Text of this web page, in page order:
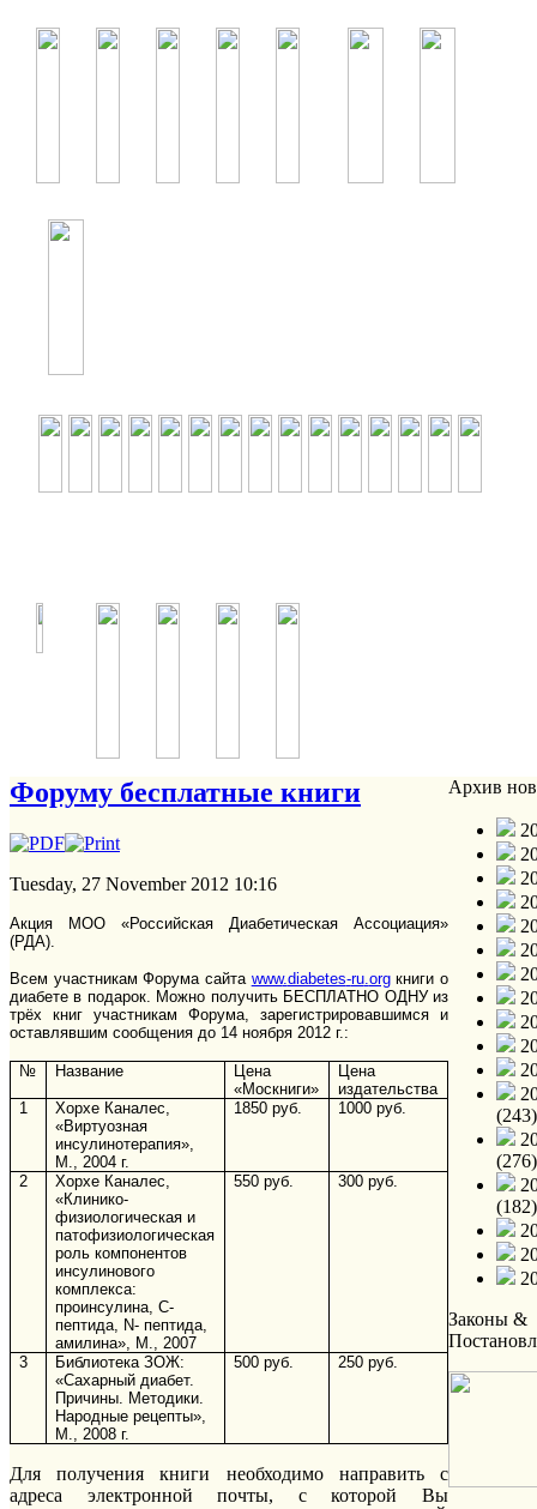
Форуму бесплатные книги
Tuesday, 27 November 2012 10:16
Акция МОО «Российская Диабетическая Ассоциация»
(РДА).
Всем участникам Форума сайта www.diabetes-ru. org книги о
диабете в подарок. Можно получить БЕСПЛАТНО ОДНУ из
трёх книг участникам Форума, зарегистрировавшимся и
оставлявшим сообщения до 14 ноября 2012 г.:
№ Название
Цена
«Москниги»
Цена
издательства
1
Хорхе Каналес,
«Виртуозная
инсулинотерапия»,
М., 2004 г.
1850 руб. 1000 руб.
2
Хорхе Каналес,
«Клинико-
физиологическая и
патофизиологическая
роль компонентов
инсулинового
комплекса:
проинсулина, С-
пептида, N- пептида,
амилина», М., 2007
550 руб. 300 руб.
3
Библиотека ЗОЖ:
«Сахарный диабет.
Причины. Методики.
Народные рецепты»,
М., 2008 г.
500 руб. 250 руб.
Для получения книги необходимо направить с
адреса электронной почты, с которой Вы
Архив
(243)
(276)
(182)
Законы &